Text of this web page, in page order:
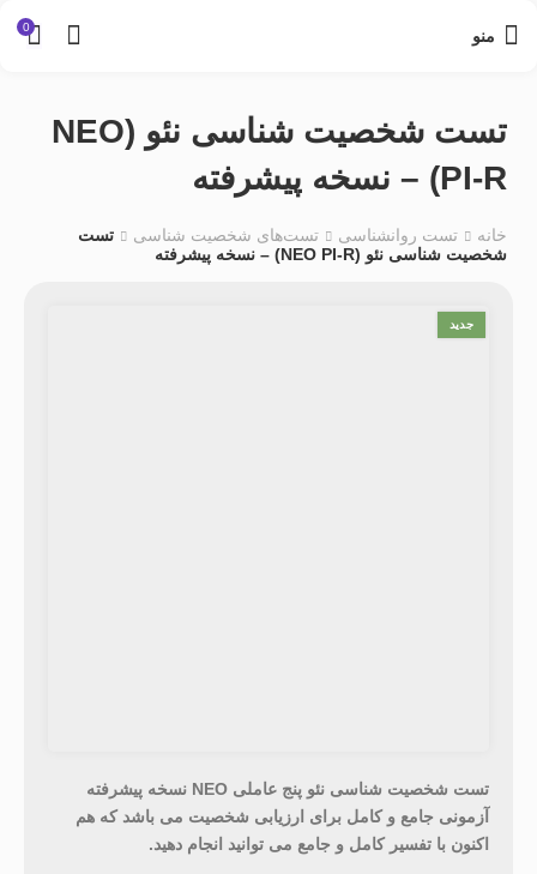
منو 0
تست شخصیت شناسی نئو (NEO
PI-R) – نسخه پیشرفته
خانه تست روانشناسی تست‌های شخصیت شناسی
تست
شخصیت شناسی نئو (NEO PI-R) – نسخه پیشرفته
جدید
تست شخصیت شناسی نئو پنج عاملی NEO نسخه پیشرفته
آزمونی جامع و کامل برای ارزیابی شخصیت می باشد که هم
اکنون با تفسیر کامل و جامع می توانید انجام دهید.